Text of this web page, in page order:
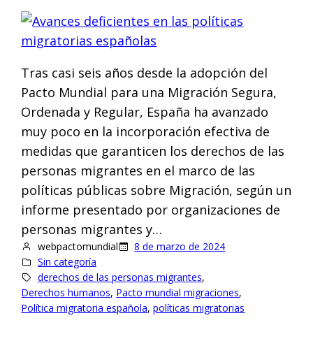
Tras casi seis años desde la adopción del
Pacto Mundial para una Migración Segura,
Ordenada y Regular, España ha avanzado
muy poco en la incorporación efectiva de
medidas que garanticen los derechos de las
personas migrantes en el marco de las
políticas públicas sobre Migración, según un
informe presentado por organizaciones de
personas migrantes y…
webpactomundial
8 de marzo de 2024
Sin categoría
derechos de las personas migrantes,
Derechos humanos, Pacto mundial migraciones,
Política migratoria española, políticas migratorias